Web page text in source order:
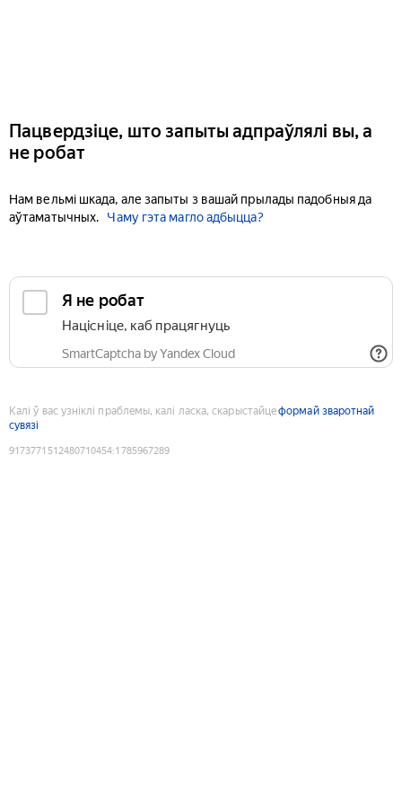
Пацвердзіце, што запыты адпраўлялі вы, а
не робат
Нам вельмі шкада, але запыты з вашай прылады падобныя да
аўтаматычных.
Чаму гэта магло адбыцца?
Я не робат
Націсніце, каб працягнуць
SmartCaptcha by Yandex Cloud
Калі ў вас узніклі праблемы, калі ласка, скарыстайцеформай зваротнай
сувязі
9173771512480710454:1785967289